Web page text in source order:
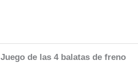
Juego de las 4 balatas de freno